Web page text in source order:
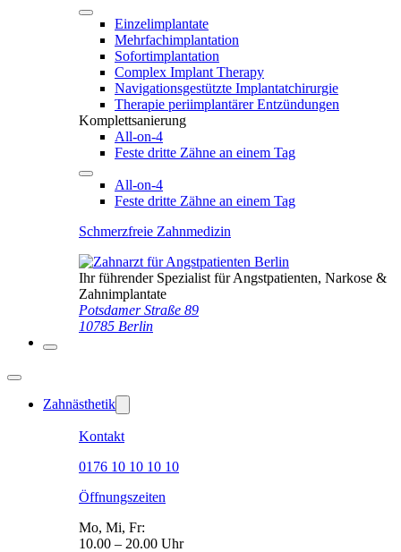
Einzelimplantate
Mehrfachimplantation
Sofortimplantation
Complex Implant Therapy
Navigationsgestützte Implantatchirurgie
Therapie periimplantärer Entzündungen
Komplettsanierung
All-on-4
Feste dritte Zähne an einem Tag
All-on-4
Feste dritte Zähne an einem Tag
Schmerzfreie Zahnmedizin
Ihr führender Spezialist für Angstpatienten, Narkose &
Zahnimplantate
Potsdamer Straße 89
10785 Berlin
Zahnästhetik
Kontakt
0176 10 10 10 10
Öffnungszeiten
Mo, Mi, Fr:
10.00 – 20.00 Uhr